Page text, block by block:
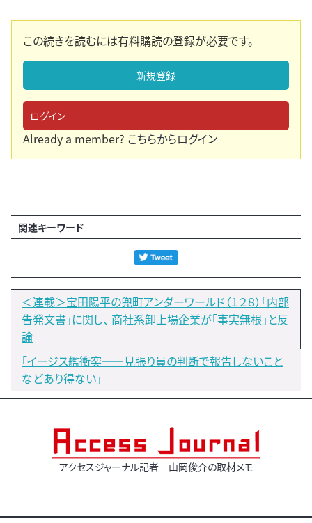
この続きを読むには有料購読の登録が必要です。
新規登録
ログイン
Already a member? こちらからログイン
関連キーワード
＜連載＞宝田陽平の兜町アンダーワールド（１２８）「内部
告発文書」に関し、 商社系卸上場企業が「事実無根」と反
論
「イージス艦衝突――見張り員の判断で報告しないこと
などあり得ない」
アクセスジャーナル記者 山岡俊介の取材メモ